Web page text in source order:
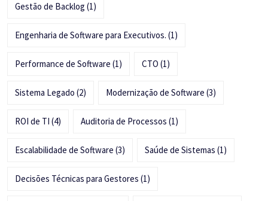
Gestão de Backlog (1)
Engenharia de Software para Executivos. (1)
Performance de Software (1) CTO (1)
Sistema Legado (2) Modernização de Software (3)
ROI de TI (4) Auditoria de Processos (1)
Escalabilidade de Software (3) Saúde de Sistemas (1)
Decisões Técnicas para Gestores (1)